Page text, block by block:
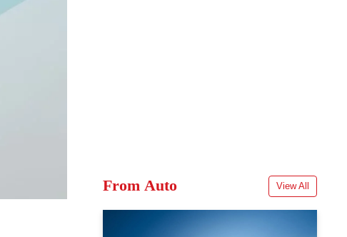
From Auto View All